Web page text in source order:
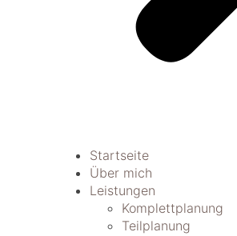
Startseite
Über mich
Leistungen
Komplettplanung
Teilplanung